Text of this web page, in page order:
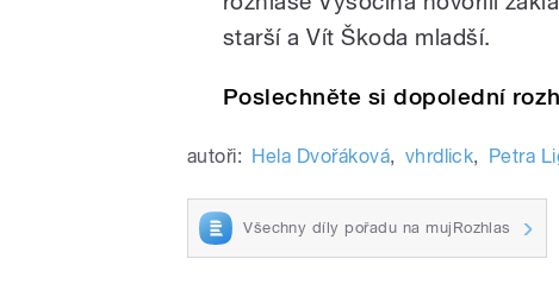
starší a Vít Škoda mladší.
Poslechněte si dopolední
autoři: Hela Dvořáková, vhrdlick, Petra
Všechny díly pořadu na mujRozhlas